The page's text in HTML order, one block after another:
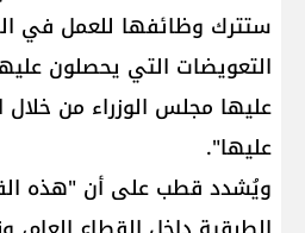
ستترك وظائفها للعمل في
التعويضات التي يحصلون
عليها مجلس الوزراء من
عليها".
ويُشدد قطب على أن "هذه